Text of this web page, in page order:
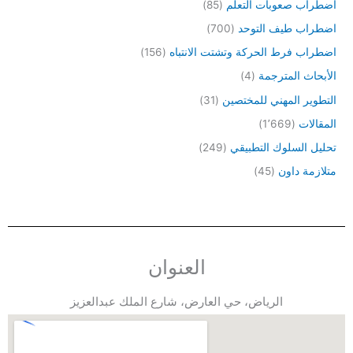
اضطراب صعوبات التعلم (85)
اضطراب طيف التوحد (700)
اضطراب فرط الحركة وتشتت الانتباه (156)
الأبحاث المترجمة (4)
التطوير المهني للمختصين (31)
المقالات (1٬669)
تحليل السلوك التطبيقي (249)
متلازمة داون (45)
العنوان
الرياض، حي العارض، شارع الملك عبدالعزيز